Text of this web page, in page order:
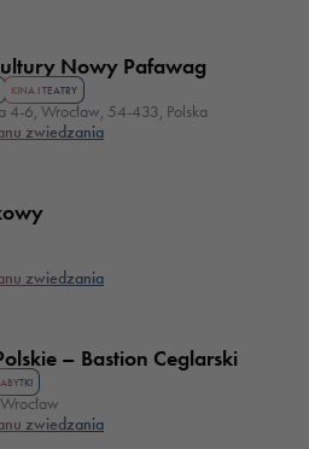
Nowy Pafawag
KINA I TEATRY
4-6, Wrocław, 54-433, Polska
zwiedzania
zwiedzania
– Bastion Ceglarski
zwiedzania